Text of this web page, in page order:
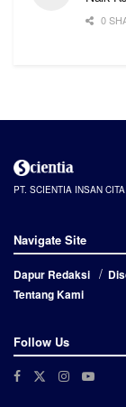
0
PT. SCIENTIA INSAN
Navigate Site
Dapur Redaksi
Tentang Kami
Follow Us